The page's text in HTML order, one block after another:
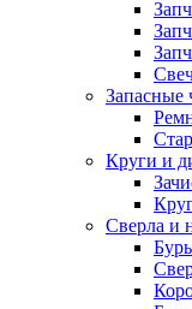
Запасные
Круги и
Сверла и